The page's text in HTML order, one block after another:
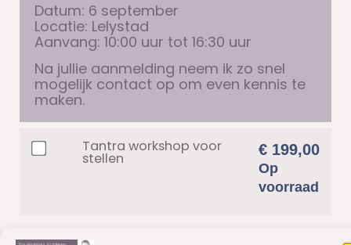
Datum: 6 september
Locatie: Lelystad
Aanvang: 10:00 uur tot 16:30 uur
Na jullie aanmelding neem ik zo snel
mogelijk contact op om even kennis te
maken.
Tantra workshop voor
stellen € 199,00
Op
voorraad